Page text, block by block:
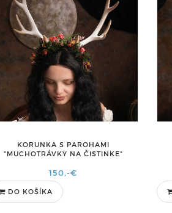
KORUNKA S PAROHAMI
"MUCHOTRÁVKY NA ČISTINKE"
150,-€
DO KOŠÍKA